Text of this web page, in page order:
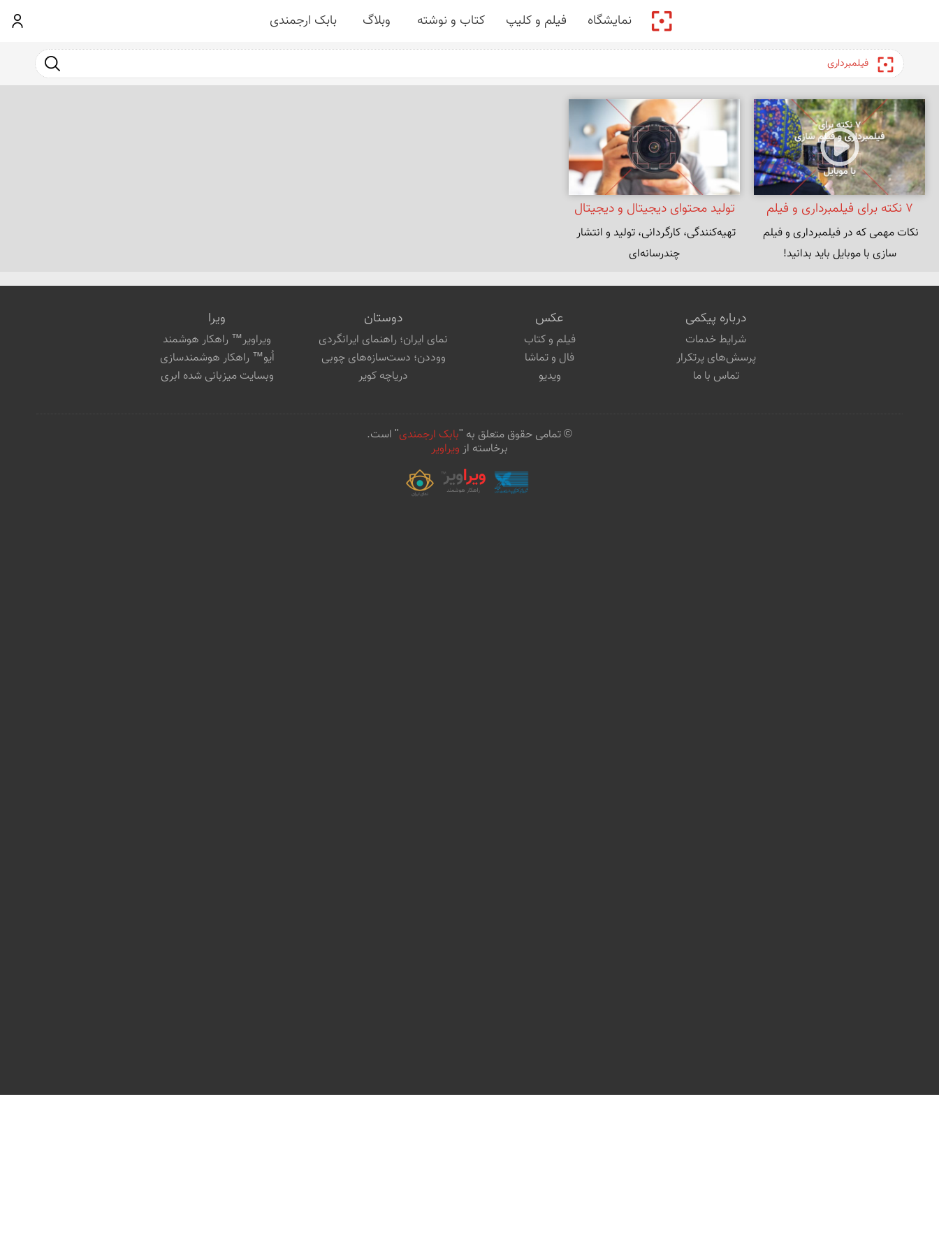
ورود
جست و جو
پیکمی نمایشگاه فیلم و کلیپ کتاب و نوشته وبلاگ بابک ارجمندی
۷ نکته برای فیلمبرداری و فیلم
سازی با موبایل
نکات مهمی که در فیلمبرداری و فیلم
سازی با موبایل باید بدانید!
تولید محتوای دیجیتال و دیجیتال
مارکتینگ
تهیه‌کنندگی، کارگردانی، تولید و انتشار
چندرسانه‌ای
درباره پیکمی
شرایط خدمات
پرسش‌های پرتکرار
تماس با ما
عکس
فیلم و کتاب
فال و تماشا
ویدیو
دوستان
نمای ایران؛ راهنمای ایرانگردی
ووددن؛ دست‌سازه‌های چوبی
دریاچه کویر
ویرا
ویراویر™ راهکار هوشمند
اُیو™ راهکار هوشمندسازی
وبسایت میزبانی شده ابری
© تمامی حقوق متعلق به "بابک ارجمندی" است.
برخاسته از ویراویر